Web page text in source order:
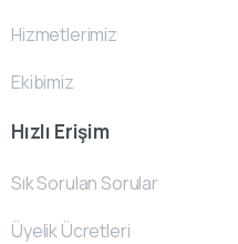
Hizmetlerimiz
Ekibimiz
Hızlı Erişim
Sık Sorulan Sorular
Üyelik Ücretleri